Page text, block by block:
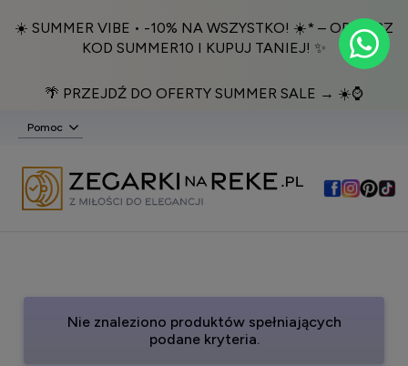
☀️ SUMMER VIBE • -10% NA WSZYSTKO! ☀️* – ODBIERZ
KOD SUMMER10 I KUPUJ TANIEJ! ✨
🌴 PRZEJDŹ DO OFERTY SUMMER SALE → ☀️⌚️
Pomoc
Nie znaleziono produktów spełniających
podane kryteria.